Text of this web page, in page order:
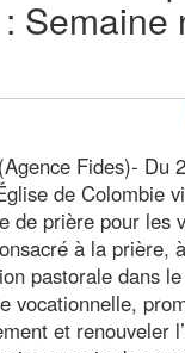
Fides)- Du
de Colombie
de prière pour les
à la prière,
pastorale dans
vocationnelle,
et renouveler